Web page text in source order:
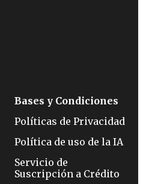
Bases y Condiciones
Políticas de Privacidad
Política de uso de la IA
Servicio de
Suscripción a Crédito